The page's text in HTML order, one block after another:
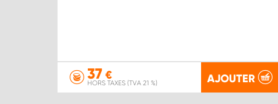
37 €
HORS TAXES (TVA 21 %) AJOUTER